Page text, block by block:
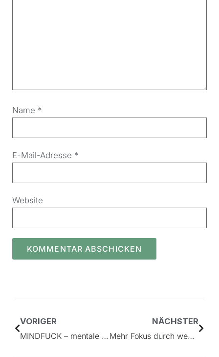
Name *
E-Mail-Adresse *
Website
VORIGER
MINDFUCK – mentale Selbstsabotage erkennen und überwinden
NÄCHSTER
Mehr Fokus durch weniger Ablenkungen